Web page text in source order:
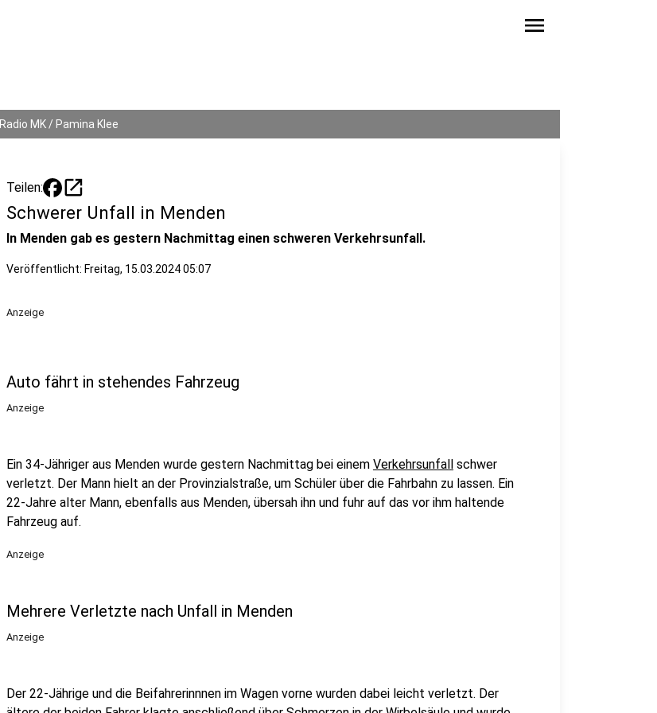
menu
Radio MK / Pamina Klee
Teilen: open_in_new
Schwerer Unfall in Menden
In Menden gab es gestern Nachmittag einen schweren Verkehrsunfall.
Veröffentlicht: Freitag, 15.03.2024 05:07
Anzeige
Auto fährt in stehendes Fahrzeug
Anzeige
Ein 34-Jähriger aus Menden wurde gestern Nachmittag bei einem Verkehrsunfall schwer
verletzt. Der Mann hielt an der Provinzialstraße, um Schüler über die Fahrbahn zu lassen. Ein
22-Jahre alter Mann, ebenfalls aus Menden, übersah ihn und fuhr auf das vor ihm haltende
Fahrzeug auf.
Anzeige
Mehrere Verletzte nach Unfall in Menden
Anzeige
Der 22-Jährige und die Beifahrerinnnen im Wagen vorne wurden dabei leicht verletzt. Der